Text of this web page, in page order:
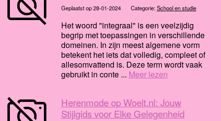
Geplaatst op 28-01-2024 Categorie:School en studie
Het woord "integraal" is een veelzijdig
begrip met toepassingen in verschillende
domeinen. In zijn meest algemene vorm
betekent het iets dat volledig, compleet of
allesomvattend is. Deze term wordt vaak
gebruikt in conte ... Meer lezen
Herenmode op Woelt.nl: Jouw
Stijlgids voor Elke Gelegenheid